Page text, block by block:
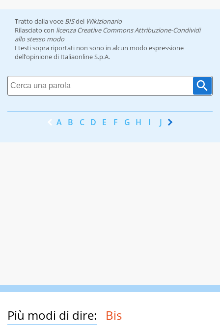
Tratto dalla voce BISdel Wikizionario
Rilasciato con licenza Creative Commons Attribuzione-Condividi
allo stesso modo
I testi sopra riportati non sono in alcun modo espressione
dell’opinione di Italiaonline S.p.A.
A B C D E F G H I J K
Più modi di dire: Bis